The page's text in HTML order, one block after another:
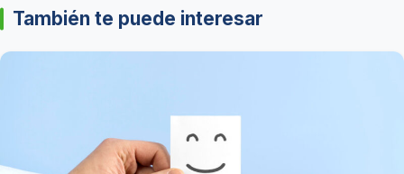
También te puede interesar